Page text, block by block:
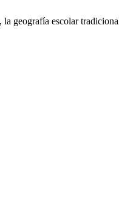
geografía escolar